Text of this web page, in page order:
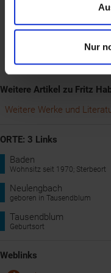
Nur
Habeck Fritz ©
Weitere Artikel zu Fritz
Weitere Werke und
ORTE: 3 Links
Baden
Wohnsitz seit 1970; Sterbeort
Neulengbach
geboren in Tausendblum
Tausendblum
Geburtsort
Weblinks